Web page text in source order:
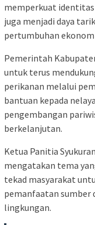
memperkuat
juga menjadi daya
pertumbuhan
Pemerintah
untuk terus
perikanan melalui
bantuan kepada
pengembangan
berkelanjutan.
Ketua Panitia
mengatakan tema
tekad masyarakat
pemanfaatan sumber
lingkungan.